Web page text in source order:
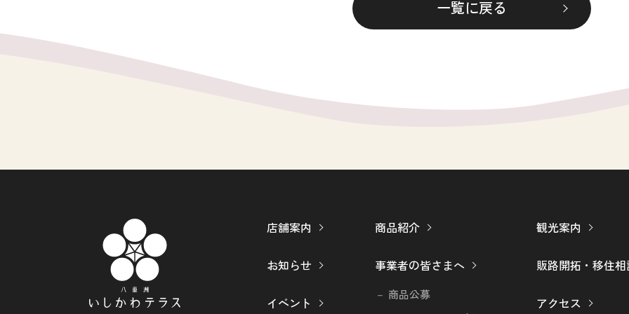
一覧に戻る
店舗案内
お知らせ
イベント
商品紹介
事業者の皆さまへ
商品公募
観光案内
販路開拓・移住
アクセス